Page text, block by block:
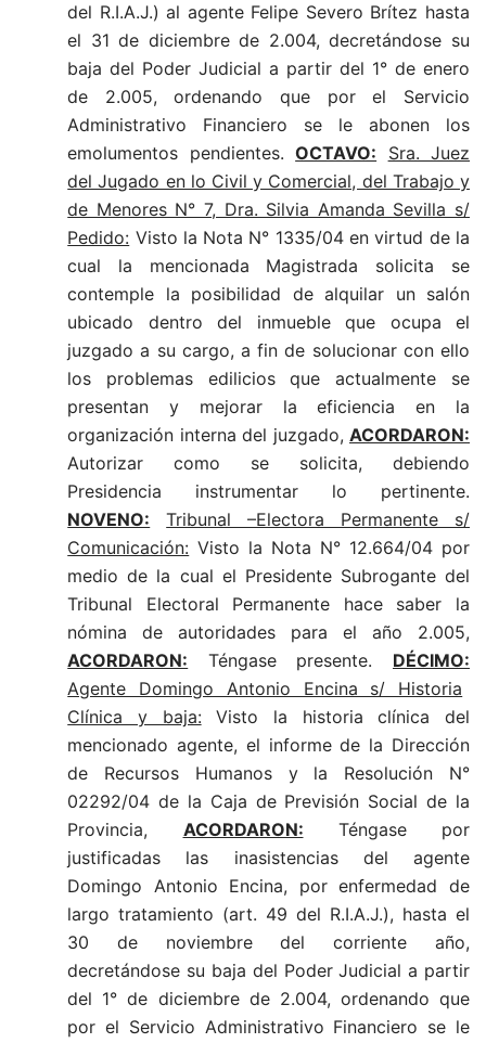
del R.I.A.J.) al agente Felipe Severo Brítez hasta
el 31 de diciembre de 2.004, decretándose su
baja del Poder Judicial a partir del 1° de enero
de 2.005, ordenando que por el Servicio
Administrativo Financiero se le abonen los
emolumentos pendientes.OCTAVO:
Sra. Juez
del Jugado en lo Civil y Comercial, del Trabajo y
de Menores N° 7, Dra. Silvia Amanda Sevilla s/
Pedido: Visto la Nota N° 1335/04 en virtud de la
cual la mencionada Magistrada solicita se
contemple la posibilidad de alquilar un salón
ubicado dentro del inmueble que ocupa el
juzgado a su cargo, a fin de solucionar con ello
los problemas edilicios que actualmente se
presentan y mejorar la eficiencia en la
organización interna del juzgado, ACORDARON:
Autorizar como se solicita, debiendo
Presidencia instrumentar lo pertinente.
NOVENO:
Tribunal –Electora Permanente s/
Comunicación: Visto la Nota N° 12.664/04 por
medio de la cual el Presidente Subrogante del
Tribunal Electoral Permanente hace saber la
nómina de autoridades para el año 2.005,
ACORDARON: Téngase presente. DÉCIMO:
Agente Domingo Antonio Encina s/ Historia
Clínica y baja:Visto la historia clínica del
mencionado agente, el informe de la Dirección
de Recursos Humanos y la Resolución N°
02292/04 de la Caja de Previsión Social de la
Provincia, ACORDARON: Téngase por
justificadas las inasistencias del agente
Domingo Antonio Encina, por enfermedad de
largo tratamiento (art. 49 del R.I.A.J.), hasta el
30 de noviembre del corriente año,
decretándose su baja del Poder Judicial a partir
del 1° de diciembre de 2.004, ordenando que
por el Servicio Administrativo Financiero se le